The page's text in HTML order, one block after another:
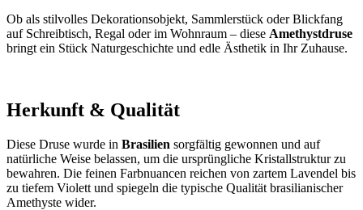
Ob als stilvolles Dekorationsobjekt, Sammlerstück oder Blickfang
auf Schreibtisch, Regal oder im Wohnraum – diese Amethystdruse
bringt ein Stück Naturgeschichte und edle Ästhetik in Ihr Zuhause.
Herkunft & Qualität
Diese Druse wurde in Brasilien sorgfältig gewonnen und auf
natürliche Weise belassen, um die ursprüngliche Kristallstruktur zu
bewahren. Die feinen Farbnuancen reichen von zartem Lavendel bis
zu tiefem Violett und spiegeln die typische Qualität brasilianischer
Amethyste wider.